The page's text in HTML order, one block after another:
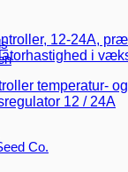
Co.
temperatur- og
12 / 24A